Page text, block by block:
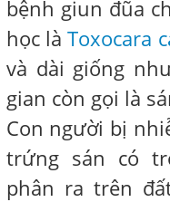
bệnh giun đũa
học làToxocara
và dài giống
gian còn gọi là
Con người bị
trứng sán có
phân ra trên